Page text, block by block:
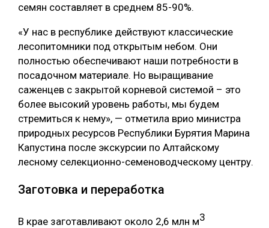
семян составляет в среднем 85-90%.
«У нас в республике действуют классические
лесопитомники под открытым небом. Они
полностью обеспечивают наши потребности в
посадочном материале. Но выращивание
саженцев с закрытой корневой системой – это
более высокий уровень работы, мы будем
стремиться к нему», — отметила врио министра
природных ресурсов Республики Бурятия Марина
Капустина после экскурсии по Алтайскому
лесному селекционно-семеноводческому центру.
Заготовка и переработка
В крае заготавливают около 2,6 млн м3